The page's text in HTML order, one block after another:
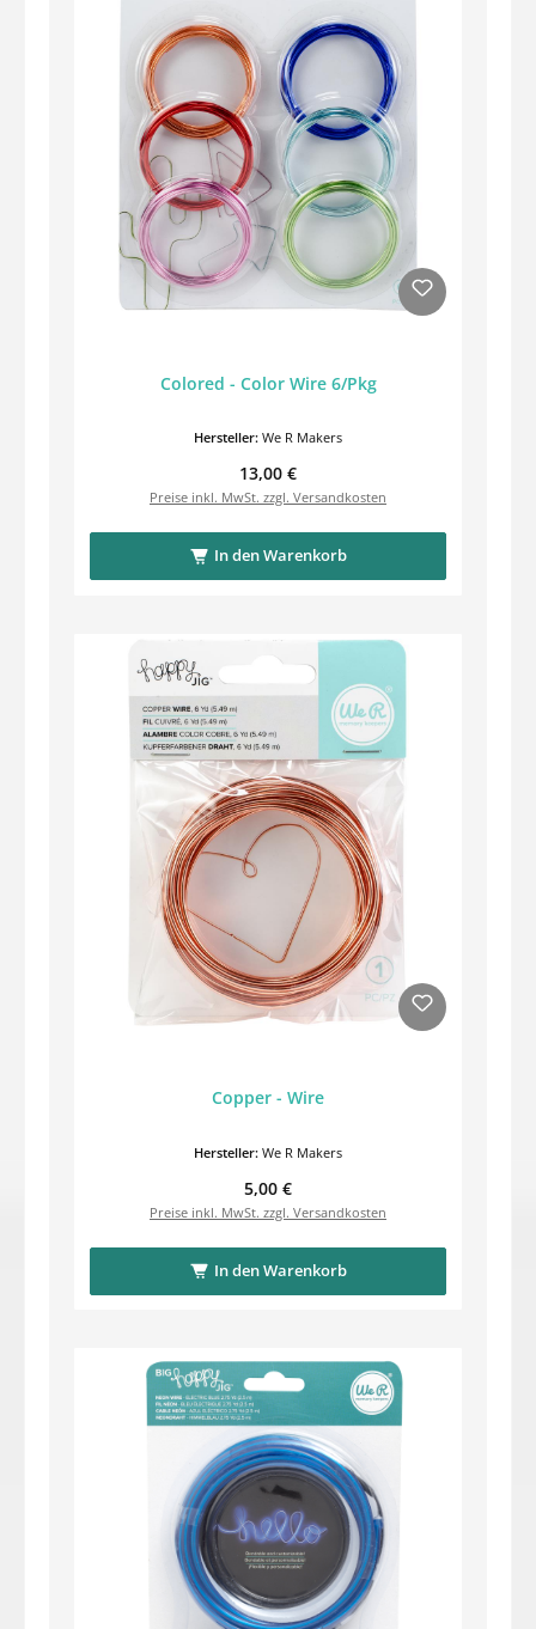
Colored - Color Wire 6/Pkg
Hersteller: We R Makers
Regulärer Preis:
13,00 €
Preise inkl. MwSt. zzgl. Versandkosten
In den Warenkorb
Copper - Wire
Hersteller: We R Makers
Regulärer Preis:
5,00 €
Preise inkl. MwSt. zzgl. Versandkosten
In den Warenkorb